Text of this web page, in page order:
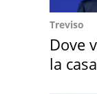
Treviso
Dove
la